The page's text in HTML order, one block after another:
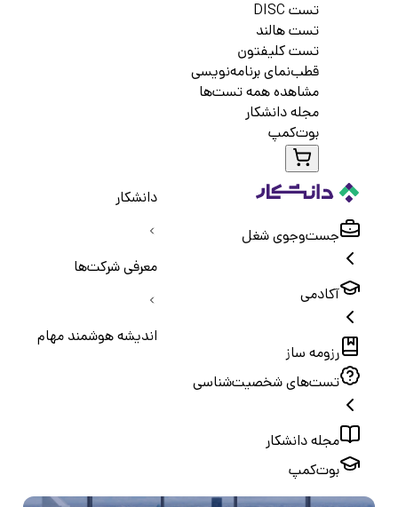
تست DISC
تست هالند
تست کلیفتون
قطب‌نمای برنامه‌نویسی
مشاهده همه تست‌ها
مجله دانشکار
بوت‌کمپ
جست‌و‌جوی شغل
آکادمی
رزومه ساز
تست‌های شخصیت‌شناسی
مجله دانشکار
بوت‌کمپ
دانشکار
معرفی شرکت‌ها
اندیشه هوشمند مهام